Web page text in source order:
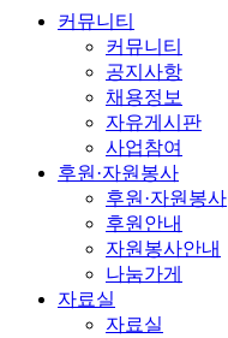
커뮤니티
커뮤니티
공지사항
채용정보
자유게시판
사업참여
후원·자원봉사
후원·자원봉사
후원안내
자원봉사안내
나눔가게
자료실
자료실